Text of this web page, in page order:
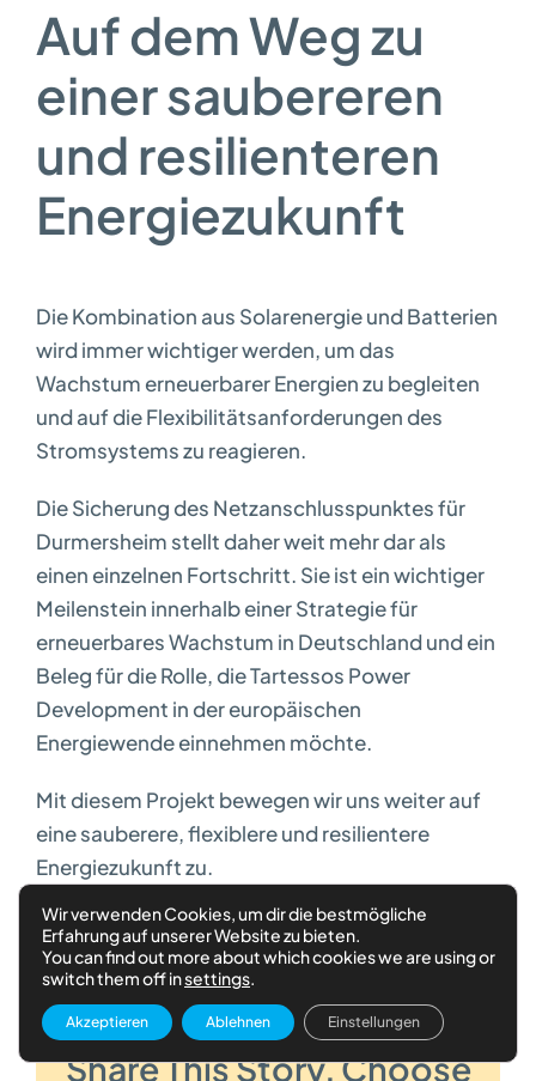
Auf dem Weg zu
einer saubereren
und resilienteren
Energiezukunft
Die Kombination aus Solarenergie und Batterien
wird immer wichtiger werden, um das
Wachstum erneuerbarer Energien zu begleiten
und auf die Flexibilitätsanforderungen des
Stromsystems zu reagieren.
Die Sicherung des Netzanschlusspunktes für
Durmersheim stellt daher weit mehr dar als
einen einzelnen Fortschritt. Sie ist ein wichtiger
Meilenstein innerhalb einer Strategie für
erneuerbares Wachstum in Deutschland und ein
Beleg für die Rolle, die Tartessos Power
Development in der europäischen
Energiewende einnehmen möchte.
Mit diesem Projekt bewegen wir uns weiter auf
eine sauberere, flexiblere und resilientere
Energiezukunft zu.
April 20, 2026 | Sin categoría
Share This Story, Choose
Wir verwenden Cookies, um dir die bestmögliche
Erfahrung auf unserer Website zu bieten.
You can find out more about which cookies we are using or
switch them off insettings.
Akzeptieren Ablehnen Einstellungen